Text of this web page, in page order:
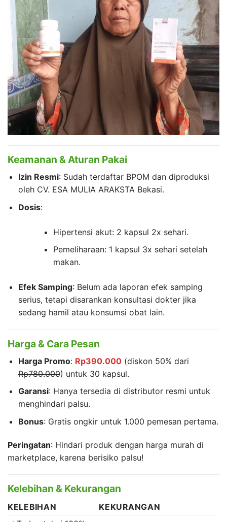
Keamanan & Aturan Pakai
Izin Resmi: Sudah terdaftar BPOM dan diproduksi
oleh CV. ESA MULIA ARAKSTA Bekasi.
Dosis:
Hipertensi akut: 2 kapsul 2x sehari.
Pemeliharaan: 1 kapsul 3x sehari setelah
makan.
Efek Samping: Belum ada laporan efek samping
serius, tetapi disarankan konsultasi dokter jika
sedang hamil atau konsumsi obat lain.
Harga & Cara Pesan
Harga Promo: Rp390.000(diskon 50% dari
Rp780.000) untuk 30 kapsul.
Garansi: Hanya tersedia di distributor resmi untuk
menghindari palsu.
Bonus: Gratis ongkir untuk 1.000 pemesan pertama.
Peringatan: Hindari produk dengan harga murah di
marketplace, karena berisiko palsu!
Kelebihan & Kekurangan
KELEBIHAN
KEKURANGAN